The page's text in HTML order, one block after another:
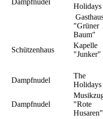
Dampfnudel
Holidays
"Grüner
Baum"
Schützenhaus
Kapelle
"Junker"
Dampfnudel
The
Holidays
Dampfnudel
"Rote
Husaren"